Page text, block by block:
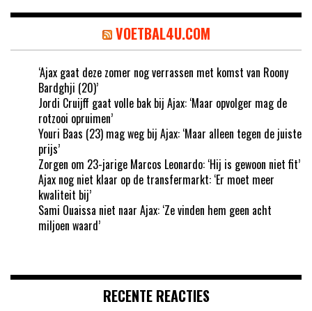
VOETBAL4U.COM
‘Ajax gaat deze zomer nog verrassen met komst van Roony
Bardghji (20)’
Jordi Cruijff gaat volle bak bij Ajax: ‘Maar opvolger mag de
rotzooi opruimen’
Youri Baas (23) mag weg bij Ajax: ‘Maar alleen tegen de juiste
prijs’
Zorgen om 23-jarige Marcos Leonardo: ‘Hij is gewoon niet fit’
Ajax nog niet klaar op de transfermarkt: ‘Er moet meer
kwaliteit bij’
Sami Ouaissa niet naar Ajax: ‘Ze vinden hem geen acht
miljoen waard’
RECENTE REACTIES